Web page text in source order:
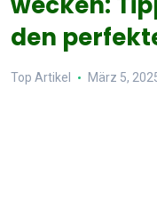
den
Top Artikel März 5,